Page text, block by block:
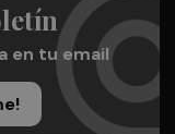
en tu email